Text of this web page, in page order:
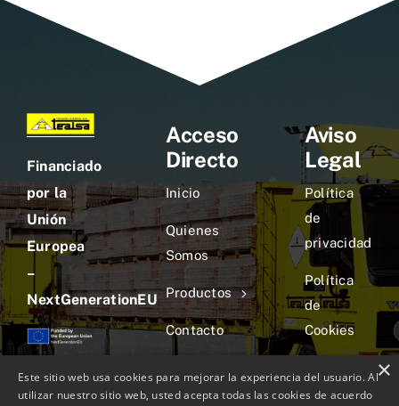
Financiado
por la
Unión
Europea
–
NextGenerationEU
Acceso
Directo
Inicio
Quienes
Somos
Productos
Contacto
Aviso
Legal
Política
de
privacidad
Política
de
Cookies
Legal
×
Este sitio web usa cookies para mejorar la experiencia del usuario. Al
utilizar nuestro sitio web, usted acepta todas las cookies de acuerdo